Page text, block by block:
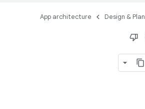
Design & Plan
App architecture